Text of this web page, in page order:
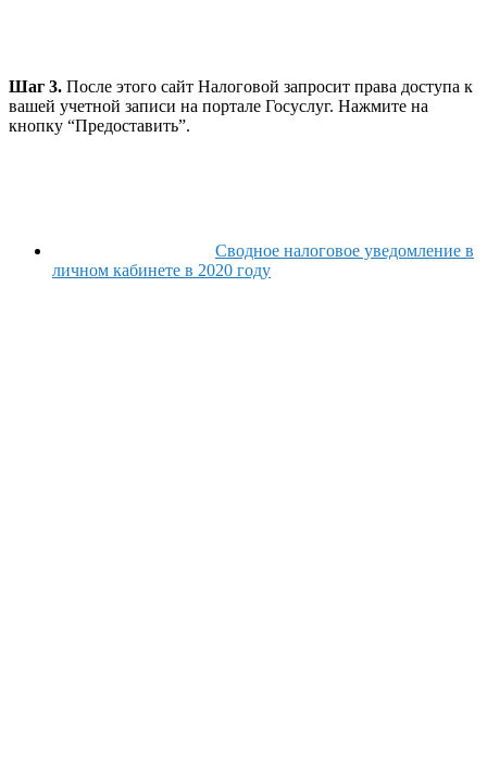
Шаг 3. После этого сайт Налоговой запросит права доступа к
вашей учетной записи на портале Госуслуг. Нажмите на
кнопку “Предоставить”.
Сводное налоговое уведомление в
личном кабинете в 2020 году